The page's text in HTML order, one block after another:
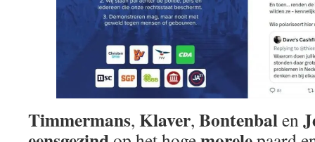
Timmermans, Klaver, Bontenbalen